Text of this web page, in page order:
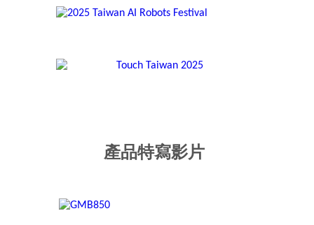
產品特寫影片